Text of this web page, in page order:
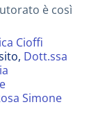
è così
Cioffi
Dott.ssa
Simone